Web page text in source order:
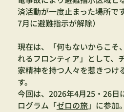
済活動が一度止まった場所で
7月に避難指示が解除）
現在は、「何もないからこそ
れるフロンティア」として、
家精神を持つ人々を惹きつけ
す。
今回は、2026年4月25・26日
ログラム「ゼロの旅」に参加。